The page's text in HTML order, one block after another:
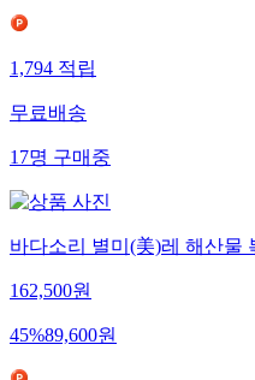
1,794적립
무료배송
17명구매중
바다소리 별미(美)레 해산물
162,500원
45%89,600원